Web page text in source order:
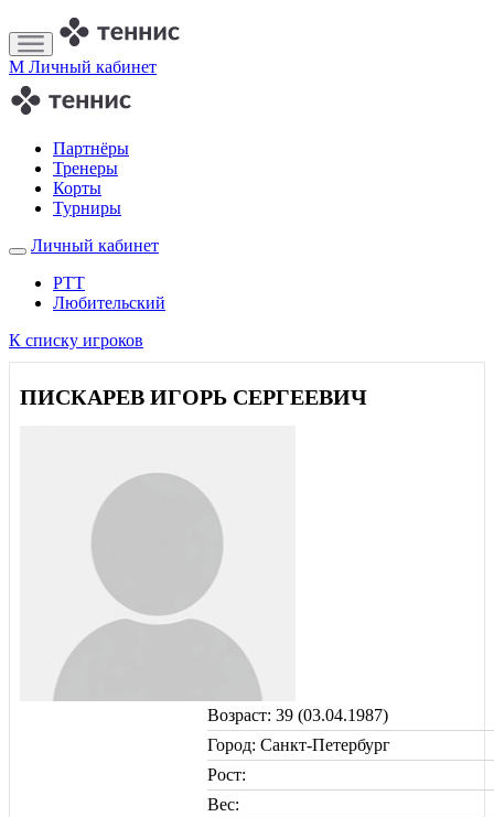
M Личный кабинет
Партнёры
Тренеры
Корты
Турниры
Личный кабинет
РТТ
Любительский
К списку игроков
ПИСКАРЕВ ИГОРЬ СЕРГЕЕВИЧ
Возраст: 39 (03.04.1987)
Город: Санкт-Петербург
Рост:
Вес: